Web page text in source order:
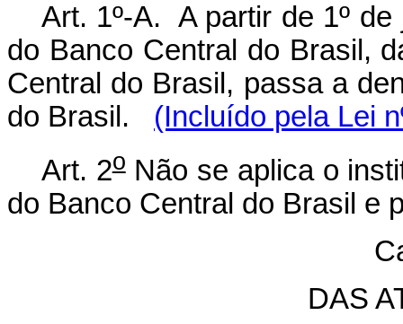
Art. 1º-A. A partir de 1º
do Banco Central do Brasil,
Central do Brasil, passa a
do Brasil. (Incluído pela Lei
Art. 2oNão se aplica o
do Banco Central do Brasil e
DAS